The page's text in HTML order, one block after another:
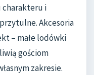
charakteru i
Akcesoria
– małe lodówki
gościom
zakresie.